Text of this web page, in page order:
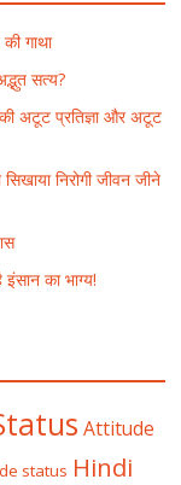
गाथा
सत्य?
अटूट प्रतिज्ञा और अटूट
निरोगी जीवन जीने
का भाग्य!
Attitude
status Hindi